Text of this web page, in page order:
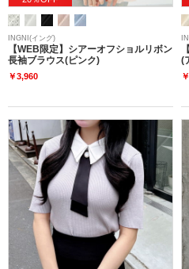
INGNI(イング)
【WEB限定】シアーオフショルリボン
長袖ブラウス(ピンク)
￥3,960
(